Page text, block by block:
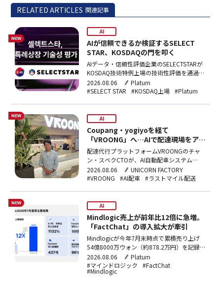
RELATED ARTICLES 関連記事
NEW
AI
AIが信頼できるか検証するSELECT
STAR、KOSDAQの門を叩く
AIデータ・信頼性評価企業のSELECTSTARが
KOSDAQ技術特例上場の技術性評価を通過し
た。AI信頼性評価を核心事業とする韓国内企
業として初の突破で、年内に上場予備審査を
2026.08.06
Platum
#SELECT STAR
#KOSDAQ上場 #Platum
NEW AI
Coupang・yogiyoを経て
「VROONG」へ…AIで配達現場をアッ
プデート
配達代行プラットフォームVROONGのチャ
ン・スベクCTOが、AI自動配車システム
「VROONGプラス」による店舗到着時間
30%短縮の成果と、ラストマイルのサービス
2026.08.06
UNICORN FACTORY
#VROONG
#AI配車 #ラストマイル配送
NEW AI
Mindlogic売上が前年比12倍に急増。
「FactChat」の導入拡大が牽引
Mindlogicが今年7月末時点で累積売り上げ
54億8000万ウォン（約878.2万円）を記録
し、前年同期比1132%増となった。政府部
省や大学を中心に生成AI導入が広がり、主力
製品「FactChat」の有料ユーザーは約50万
2026.08.06
Platum
#マインドロジック
#FactChat
#Mindlogic